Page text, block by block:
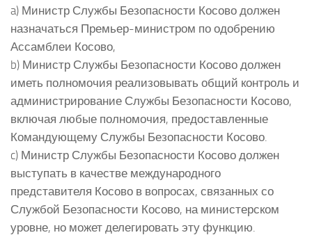
a) Министр Службы Безопасности Косово должен
назначаться Премьер-министром по одобрению
Ассамблеи Косово,
b) Министр Службы Безопасности Косово должен
иметь полномочия реализовывать общий контроль и
администрирование Службы Безопасности Косово,
включая любые полномочия, предоставленные
Командующему Службы Безопасности Косово.
c) Министр Службы Безопасности Косово должен
выступать в качестве международного
представителя Косово в вопросах, связанных со
Службой Безопасности Косово, на министерском
уровне, но может делегировать эту функцию.